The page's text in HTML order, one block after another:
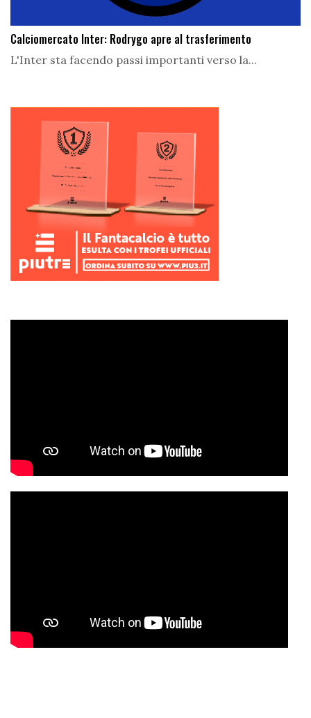
Calciomercato Inter: Rodrygo apre al trasferimento
L'Inter sta facendo passi importanti verso la...